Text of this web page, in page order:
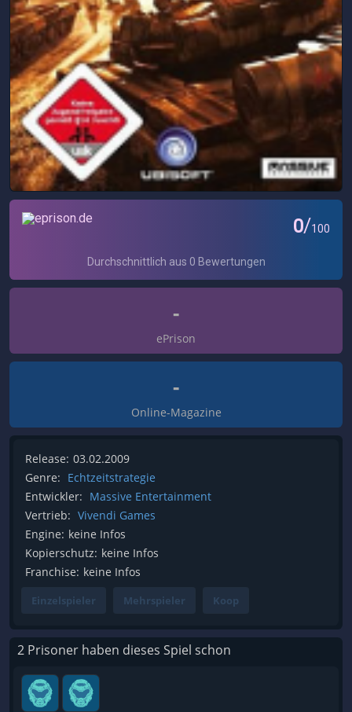
-
ePrison
-
Online-Magazine
Release: 03.02.2009
Genre: Echtzeitstrategie
Entwickler: Massive Entertainment
Vertrieb: Vivendi Games
Engine: keine Infos
Kopierschutz: keine Infos
Franchise: keine Infos
Einzelspieler Mehrspieler Koop
2 Prisoner haben dieses Spiel schon